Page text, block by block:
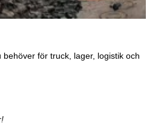
för truck, lager, logistik och